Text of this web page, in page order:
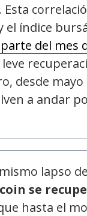
Esta
el índice
del mes
desde mayo
a andar
lapso
se
hasta el